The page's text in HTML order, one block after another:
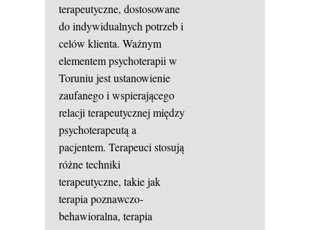
terapeutyczne, dostosowane
do indywidualnych potrzeb i
celów klienta. Ważnym
elementem psychoterapii w
Toruniu jest ustanowienie
zaufanego i wspierającego
relacji terapeutycznej między
psychoterapeutą a
pacjentem. Terapeuci stosują
różne techniki
terapeutyczne, takie jak
terapia poznawczo-
behawioralna, terapia